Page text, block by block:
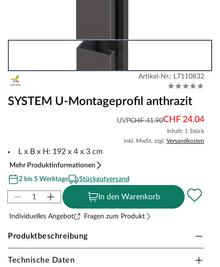
Artikel-Nr.: L7110832
SYSTEM U-Montageprofil anthrazit
UVPCHF 41.90CHF 24.04
Inhalt: 1 Stück
inkl. MwSt. zzgl. Versandkosten
L x B x H: 192 x 4 x 3 cm
Mehr Produktinformationen
2 bis 5 Werktage
Stückgutversand
In den Warenkorb
Individuelles Angebot Fragen zum Produkt
Produktbeschreibung
TraumGarten "SYSTEM" U-Montageprofil
Technische Daten